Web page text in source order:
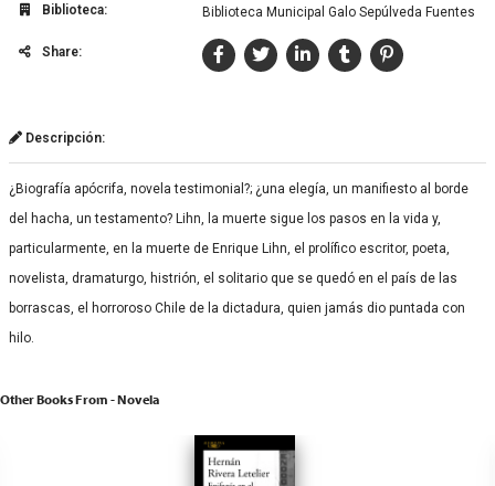
Biblioteca: Biblioteca Municipal Galo Sepúlveda Fuentes
Share:
Descripción:
¿Biografía apócrifa, novela testimonial?; ¿una elegía, un manifiesto al borde
del hacha, un testamento? Lihn, la muerte sigue los pasos en la vida y,
particularmente, en la muerte de Enrique Lihn, el prolífico escritor, poeta,
novelista, dramaturgo, histrión, el solitario que se quedó en el país de las
borrascas, el horroroso Chile de la dictadura, quien jamás dio puntada con
hilo.
Other Books From - Novela